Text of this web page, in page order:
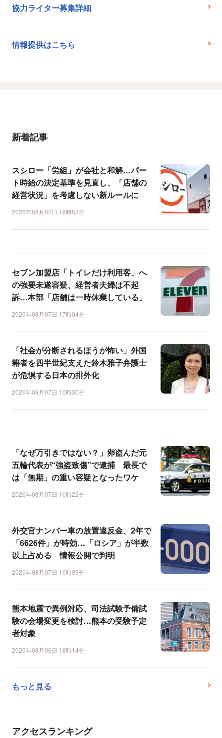
協力ライター募集詳細
情報提供はこちら
新着記事
スシロー「労組」が会社と和解…パー
ト時給の決定基準を見直し、「店舗の
経営状況」を考慮しない新ルールに
2026年08月07日 18時53分
セブン加盟店「トイレだけ利用客」へ
の強要未遂容疑、経営者夫婦は不起
訴…本部「店舗は一時休業している」
2026年08月07日 17時04分
「社会が分断されるほうが怖い」外国
籍者を四半世紀支えた鈴木雅子弁護士
が危惧する日本の排外化
2026年08月07日 10時30分
「なぜ万引きではない？」卵盗んだ元
五輪代表が“強盗致傷”で逮捕 最長で
は「無期」の重い容疑となったワケ
2026年08月07日 10時22分
外交官ナンバー車の放置違反金、2年で
「6626件」が時効…「ロシア」が半数
以上占める 情報公開で判明
2026年08月07日 10時09分
熊本地震で異例対応、司法試験予備試
験の会場変更を検討…熊本の受験予定
者対象
2026年08月06日 18時14分
もっと見る
アクセスランキング